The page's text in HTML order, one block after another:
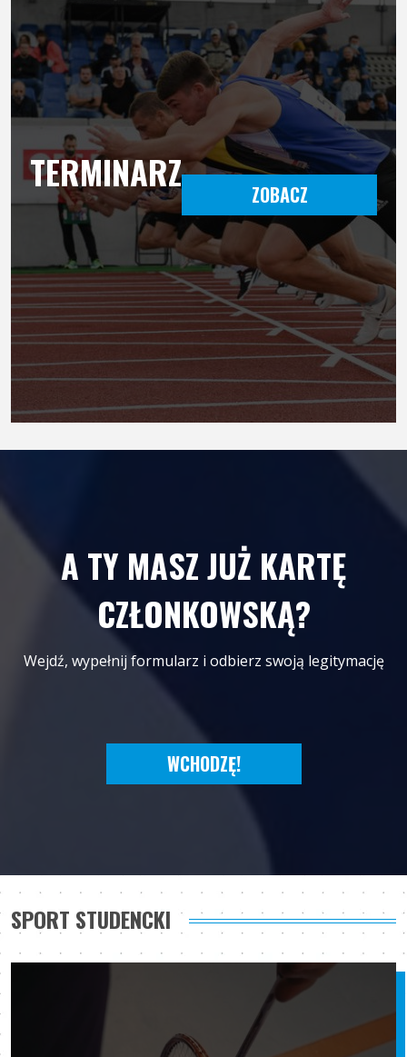
TERMINARZ ZOBACZ
A TY MASZ JUŻ KARTĘ
CZŁONKOWSKĄ?
Wejdź, wypełnij formularz i odbierz swoją legitymację
WCHODZĘ!
SPORT STUDENCKI